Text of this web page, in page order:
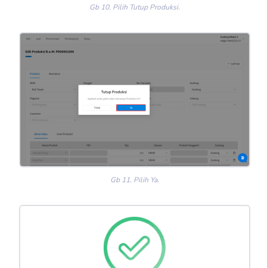
Gb 10. Pilih Tutup Produksi.
Gb 11. Pilih Ya.